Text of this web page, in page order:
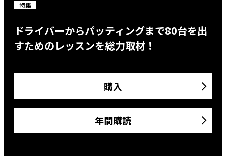
特集
ドライバーからパッティングまで80台を出
すためのレッスンを総力取材！
購入
年間購読